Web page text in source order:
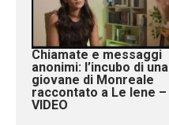
Chiamate e messaggi
anonimi: l’incubo di una
giovane di Monreale
raccontato a Le Iene –
VIDEO